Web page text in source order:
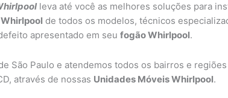
leva até você as melhores soluções para
de todos os modelos, técnicos
apresentado em seu fogão Whirlpool.
São Paulo e atendemos todos os bairros e
através de nossas Unidades Móveis Whirlpool.